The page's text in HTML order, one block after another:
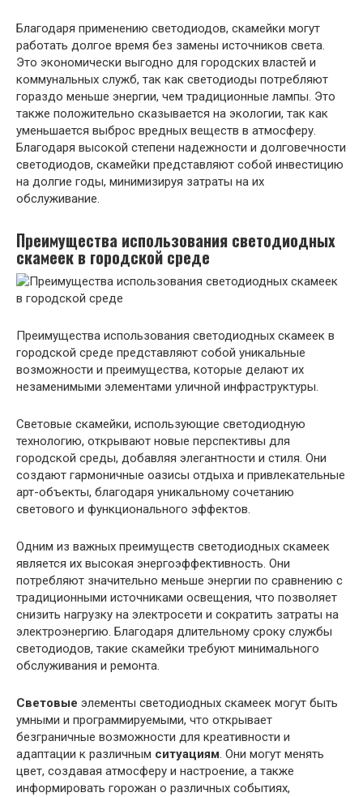
Благодаря применению светодиодов, скамейки могут
работать долгое время без замены источников света.
Это экономически выгодно для городских властей и
коммунальных служб, так как светодиоды потребляют
гораздо меньше энергии, чем традиционные лампы. Это
также положительно сказывается на экологии, так как
уменьшается выброс вредных веществ в атмосферу.
Благодаря высокой степени надежности и долговечности
светодиодов, скамейки представляют собой инвестицию
на долгие годы, минимизируя затраты на их
обслуживание.
Преимущества использования светодиодных
скамеек в городской среде
Преимущества использования светодиодных скамеек в
городской среде представляют собой уникальные
возможности и преимущества, которые делают их
незаменимыми элементами уличной инфраструктуры.
Световые скамейки, использующие светодиодную
технологию, открывают новые перспективы для
городской среды, добавляя элегантности и стиля. Они
создают гармоничные оазисы отдыха и привлекательные
арт-объекты, благодаря уникальному сочетанию
светового и функционального эффектов.
Одним из важных преимуществ светодиодных скамеек
является их высокая энергоэффективность. Они
потребляют значительно меньше энергии по сравнению с
традиционными источниками освещения, что позволяет
снизить нагрузку на электросети и сократить затраты на
электроэнергию. Благодаря длительному сроку службы
светодиодов, такие скамейки требуют минимального
обслуживания и ремонта.
Световые элементы светодиодных скамеек могут быть
умными и программируемыми, что открывает
безграничные возможности для креативности и
адаптации к различным ситуациям. Они могут менять
цвет, создавая атмосферу и настроение, а также
информировать горожан о различных событиях,